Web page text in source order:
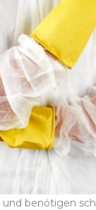
benötigen